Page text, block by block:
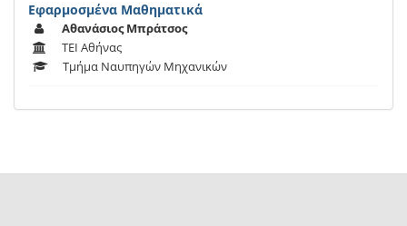
Εφαρμοσμένα Μαθηματικά
Αθανάσιος Μπράτσος
ΤΕΙ Αθήνας
Τμήμα Ναυπηγών Μηχανικών